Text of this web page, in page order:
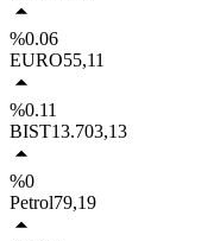
%0.06
EURO55,11
%0.11
BIST13.703,13
%0
Petrol79,19